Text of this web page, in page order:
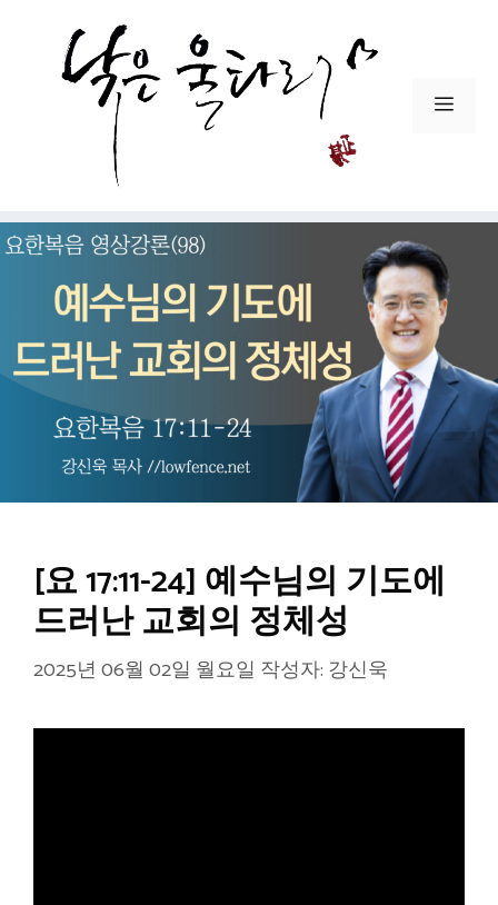
기
메
[요 17:11-24] 예수님의 기도에
드러난 교회의 정체성
2025년 06월 02일 월요일 작성자: 강신욱